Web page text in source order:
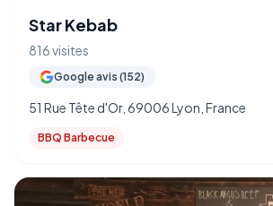
Star Kebab
816 visites
Google avis (152)
51 Rue Tête d'Or, 69006 Lyon, France
BBQ Barbecue